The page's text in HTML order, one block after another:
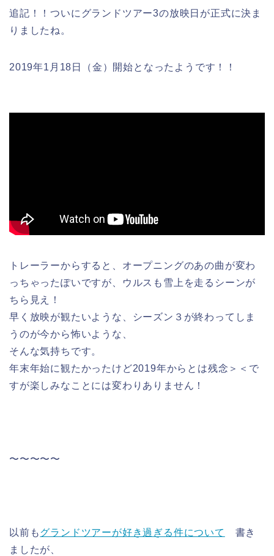
追記！！ついにグランドツアー3の放映日が正式に決ま
りましたね。
2019年1月18日（金）開始となったようです！！
トレーラーからすると、オープニングのあの曲が変わ
っちゃったぽいですが、ウルスも雪上を走るシーンが
ちら見え！
早く放映が観たいような、シーズン３が終わってしま
うのが今から怖いような、
そんな気持ちです。
年末年始に観たかったけど2019年からとは残念＞＜で
すが楽しみなことには変わりありません！
〜〜〜〜〜
以前もグランドツアーが好き過ぎる件について
書き
ましたが、